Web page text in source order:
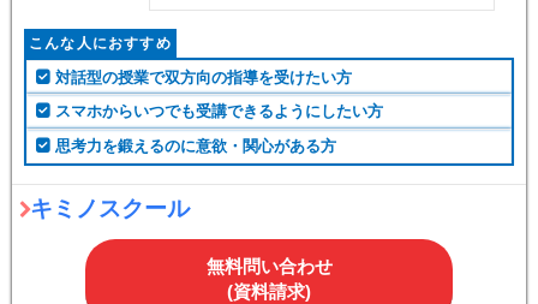
こんな人におすすめ
対話型の授業で双方向の指導を受けたい方
スマホからいつでも受講できるようにしたい方
思考力を鍛えるのに意欲・関心がある方
キミノスクール
無料問い合わせ
(資料請求)